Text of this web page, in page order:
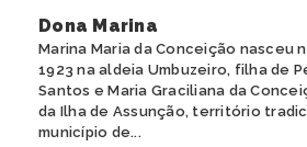
Dona Marina
Marina Maria da Conceição nasceu
1923 na aldeia Umbuzeiro, filha de
Santos e Maria Graciliana da
da Ilha de Assunção, território
município de...